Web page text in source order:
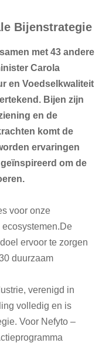
Bijenstrategie
met 43 andere
Carola
en Voedselkwaliteit
Bijen zijn
en de
komt de
ervaringen
om de
voor onze
ervoor te zorgen
duurzaam
verenigd in
volledig en is
Voor Nefyto –